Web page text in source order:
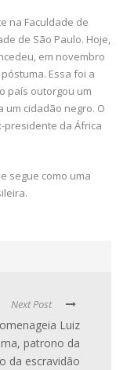
na Faculdade de
de São Paulo. Hoje,
em novembro
Essa foi a
país outorgou um
um cidadão negro. O
presidente da África
segue como uma
Next Post
Luiz
patrono da
da escravidão